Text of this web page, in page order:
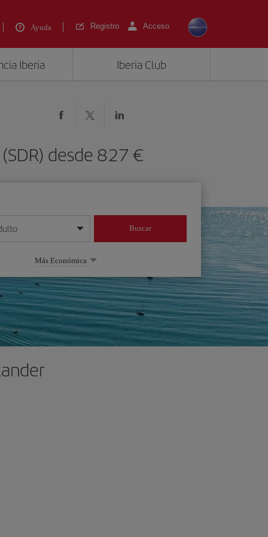
Ayuda Registro Acceso
Iberia Iberia Club
desde 827 €
mes/año
Buscar
Más Económica